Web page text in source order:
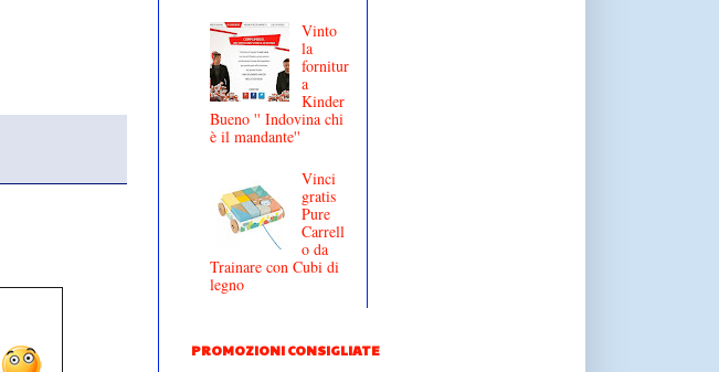
Vinto
la
fornitur
a
Kinder
Bueno '' Indovina chi
è il mandante''
Vinci
gratis
Pure
Carrell
o da
Trainare con Cubi di
legno
PROMOZIONI CONSIGLIATE